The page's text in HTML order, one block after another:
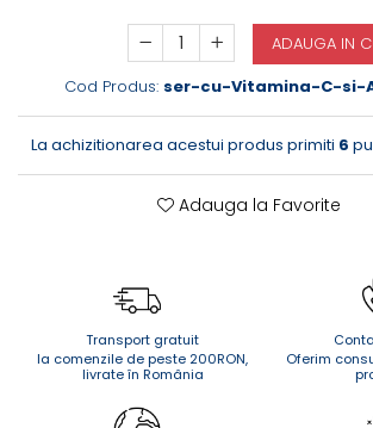
ADAUGA IN
Cod Produs: ser-cu-Vitamina-C-si-
La achizitionarea acestui produs primiti 6
Adauga la Favorite
Transport gratuit
la comenzile de peste 200RON,
livrate în România
Oferim